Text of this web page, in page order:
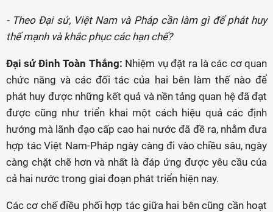
- Theo Đại sứ, Việt Nam và Pháp cần làm gì để phát huy
thế mạnh và khắc phục các hạn chế?
Đại sứ Đinh Toàn Thắng: Nhiệm vụ đặt ra là các cơ quan
chức năng và các đối tác của hai bên làm thế nào để
phát huy được những kết quả và nền tảng quan hệ đã đạt
được cũng như triển khai một cách hiệu quả các định
hướng mà lãnh đạo cấp cao hai nước đã đề ra, nhằm đưa
hợp tác Việt Nam-Pháp ngày càng đi vào chiều sâu, ngày
càng chặt chẽ hơn và nhất là đáp ứng được yêu cầu của
cả hai nước trong giai đoạn phát triển hiện nay.
Các cơ chế điều phối hợp tác giữa hai bên cũng cần hoạt